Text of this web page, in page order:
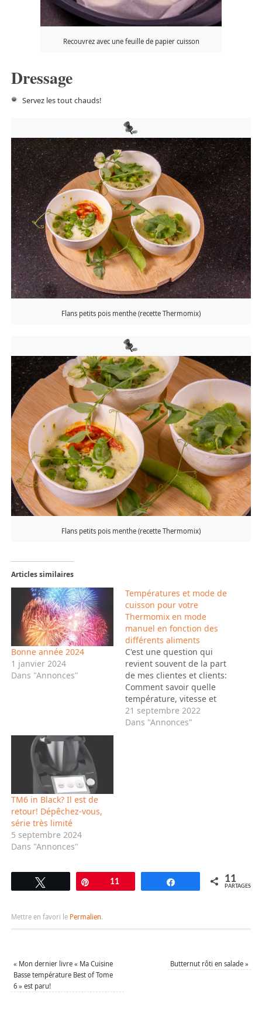
Recouvrez avec une feuille de papier cuisson
Dressage
Servez les tout chauds!
Flans petits pois menthe (recette Thermomix)
Flans petits pois menthe (recette Thermomix)
Articles similaires
Bonne année 2024
1 janvier 2024
Dans "Annonces"
Températures et mode de
cuisson pour votre
Thermomix en mode
manuel en fonction des
différents aliments
C'est une question qui
revient souvent de la part
de mes clientes et clients:
Comment savoir quelle
température, vitesse et
degrés de cuisson à
utiliser suivant les
21 septembre 2022
Dans "Annonces"
TM6 in Black? Il est de
retour! Dépêchez-vous,
série très limité
5 septembre 2024
Dans "Annonces"
Tweetez Épingle
11 Partagez 11
PARTAGES
Mettre en favori le Permalien.
« Mon dernier livre « Ma Cuisine
Basse température Best of Tome
6 » est paru!
Butternut rôti en salade»